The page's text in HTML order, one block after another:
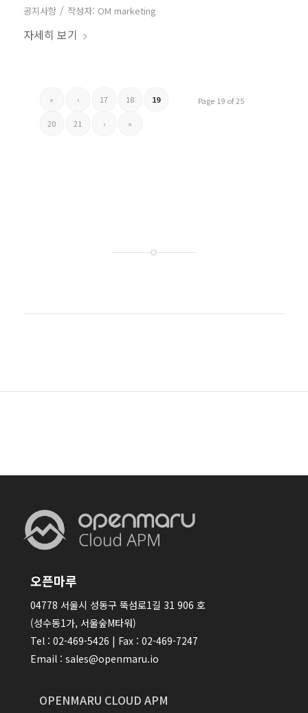
공지사항 / 작성자: OM marketing
자세히 보기
Page 19 of 25
« ‹ 17 18 19
20 21 › »
오픈마루
04778 서울시 성동구 뚝섬로1길 31 906 호
(성수동1가, 서울숲M타워)
Tel : 02-469-5426 | Fax : 02-469-7247
Email : sales@openmaru.io
OPENMARU CLOUD APM